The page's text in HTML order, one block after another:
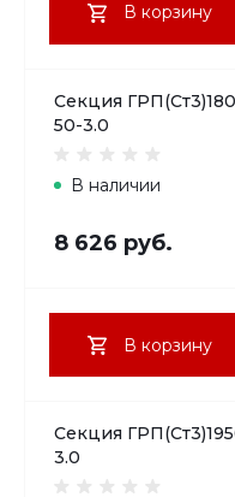
В корзину
Секция
50-3.0
В наличии
8 626 руб.
В корзину
Секция
3.0